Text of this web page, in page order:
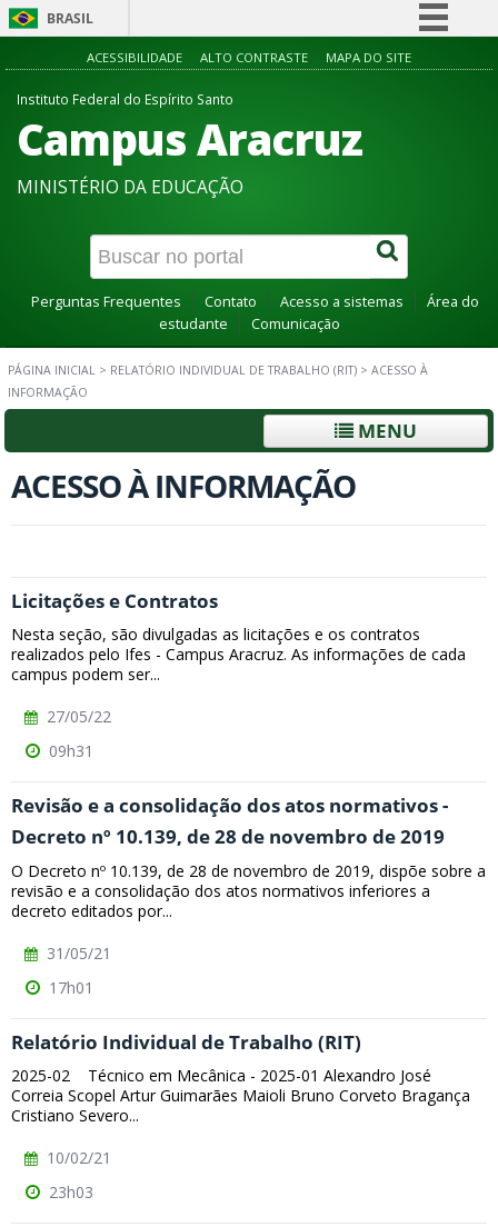
BRASIL
Simplifique!
Acesso à informação
Canais
ACESSIBILIDADE ALTO CONTRASTE MAPA DO SITE
Instituto Federal do Espírito Santo
Campus Aracruz
MINISTÉRIO DA EDUCAÇÃO
Perguntas Frequentes Contato Acesso a sistemas
Área do
estudante
Comunicação
PÁGINA INICIAL > RELATÓRIO INDIVIDUAL DE TRABALHO (RIT) > ACESSO À
INFORMAÇÃO
MENU
ACESSO À INFORMAÇÃO
Licitações e Contratos
Nesta seção, são divulgadas as licitações e os contratos
realizados pelo Ifes - Campus Aracruz. As informações de cada
campus podem ser...
27/05/22
09h31
Revisão e a consolidação dos atos normativos -
Decreto nº 10.139, de 28 de novembro de 2019
O Decreto nº 10.139, de 28 de novembro de 2019, dispõe sobre a
revisão e a consolidação dos atos normativos inferiores a
decreto editados por...
31/05/21
17h01
Relatório Individual de Trabalho (RIT)
2025-02 Técnico em Mecânica - 2025-01 Alexandro José
Correia Scopel Artur Guimarães Maioli Bruno Corveto Bragança
Cristiano Severo...
10/02/21
23h03